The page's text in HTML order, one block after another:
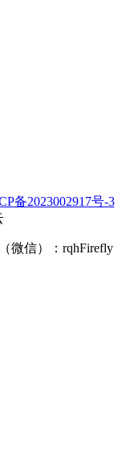
备2023002917号-3
微信）：rqhFirefly